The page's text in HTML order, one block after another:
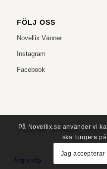
FÖLJ OSS
Novellix Vänner
Instagram
Facebook
© Copyright – NOVELLIX
På Novellix.se använder vi
ska fungera
Jag accepterar
Ångra köp